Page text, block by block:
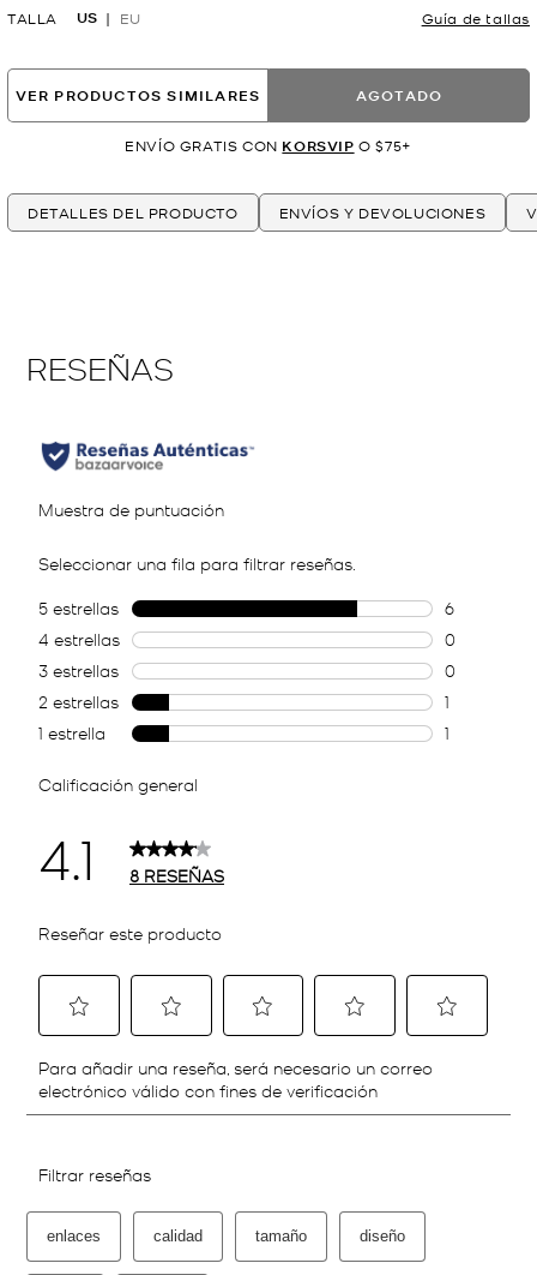
TALLA US EU Guía de tallas
VER PRODUCTOS SIMILARES AGOTADO
ENVÍO GRATIS CON KORSVIP O $75+
DETALLES DEL PRODUCTO ENVÍOS Y DEVOLUCIONES